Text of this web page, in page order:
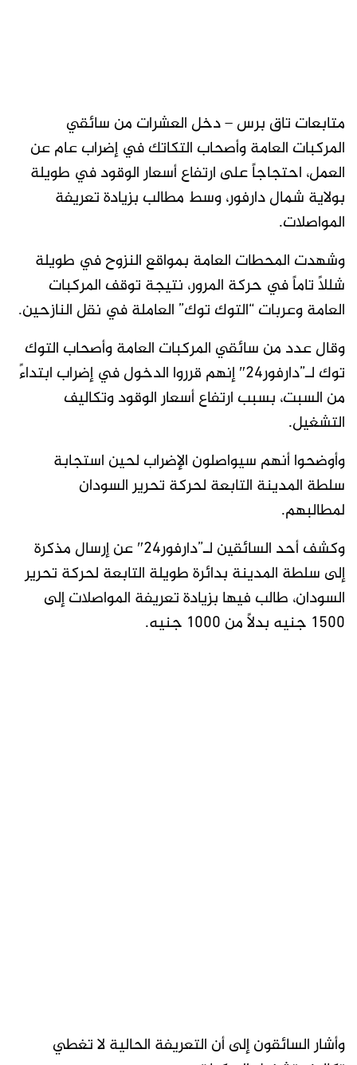
متابعات تاق برس – دخل العشرات من سائقي
المركبات العامة وأصحاب التكاتك في إضراب عام عن
العمل، احتجاجاً على ارتفاع أسعار الوقود في طويلة
بولاية شمال دارفور، وسط مطالب بزيادة تعريفة
المواصلات.
وشهدت المحطات العامة بمواقع النزوح في طويلة
شللاً تاماً في حركة المرور، نتيجة توقف المركبات
العامة وعربات “التوك توك” العاملة في نقل النازحين.
وقال عدد من سائقي المركبات العامة وأصحاب التوك
توك لـ”دارفور24″ إنهم قرروا الدخول في إضراب ابتداءً
من السبت، بسبب ارتفاع أسعار الوقود وتكاليف
التشغيل.
وأوضحوا أنهم سيواصلون الإضراب لحين استجابة
سلطة المدينة التابعة لحركة تحرير السودان
لمطالبهم.
وكشف أحد السائقين لـ”دارفور24″ عن إرسال مذكرة
إلى سلطة المدينة بدائرة طويلة التابعة لحركة تحرير
السودان، طالب فيها بزيادة تعريفة المواصلات إلى
1500 جنيه بدلاً من 1000 جنيه.
وأشار السائقون إلى أن التعريفة الحالية لا تغطي